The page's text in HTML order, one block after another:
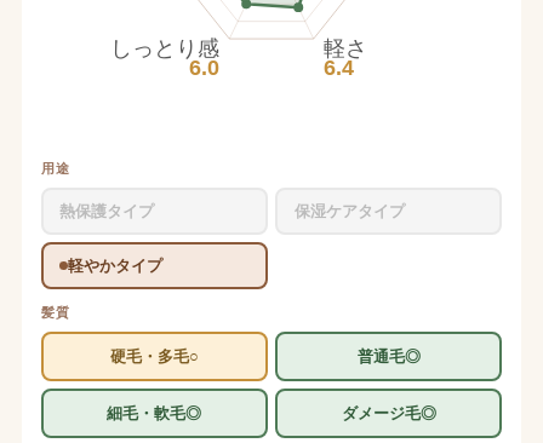
軽さ
6.4
しっとり感
6.0
用途
熱保護タイプ 保湿ケアタイプ
軽やかタイプ
髪質
硬毛・多毛○ 普通毛◎
細毛・軟毛◎ ダメージ毛◎